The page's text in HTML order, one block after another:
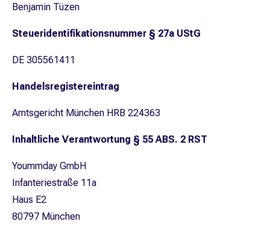
Benjamin Tüzen
Steueridentifikationsnummer § 27a UStG
DE 305561411
Handelsregistereintrag
Amtsgericht München HRB 224363
Inhaltliche Verantwortung § 55 ABS. 2 RST
Yoummday GmbH
Infanteriestraße 11a
Haus E2
80797 München